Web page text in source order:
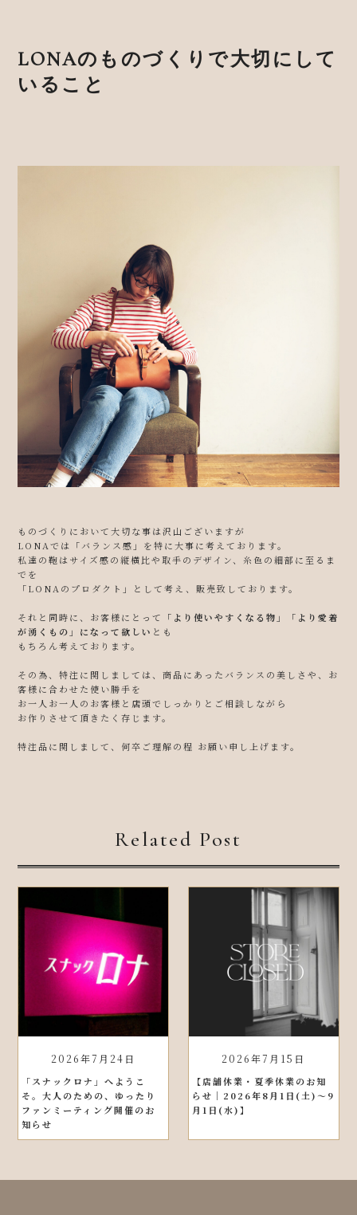
LONAのものづくりで大切にして
いること
ものづくりにおいて大切な事は沢山ございますが
LONAでは「バランス感」を特に大事に考えております。
私達の鞄はサイズ感の縦横比や取手のデザイン、糸色の細部に至るま
でを
「LONAのプロダクト」として考え、販売致しております。
それと同時に、お客様にとって
「より使いやすくなる物」「より愛着
が湧くもの」になって欲しい とも
もちろん考えております。
その為、特注に関しましては、商品にあったバランスの美しさや、お
客様に合わせた使い勝手を
お一人お一人のお客様と店頭でしっかりとご相談しながら
お作りさせて頂きたく存じます。
特注品に関しまして、何卒ご理解の程 お願い申し上げます。
Related Post
2026年7月24日
「スナックロナ」へようこ
そ。大人のための、ゆったり
ファンミーティング開催のお
知らせ
2026年7月15日
【店舗休業・夏季休業のお知
らせ｜2026年8月1日(土)〜9
月1日(水)】